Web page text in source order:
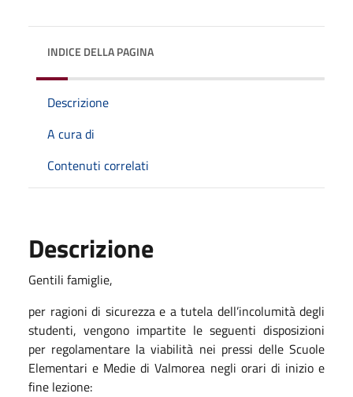
INDICE DELLA PAGINA
Descrizione
A cura di
Contenuti correlati
Descrizione
Gentili famiglie,
per ragioni di sicurezza e a tutela dell’incolumità degli
studenti, vengono impartite le seguenti disposizioni
per regolamentare la viabilità nei pressi delle Scuole
Elementari e Medie di Valmorea negli orari di inizio e
fine lezione: